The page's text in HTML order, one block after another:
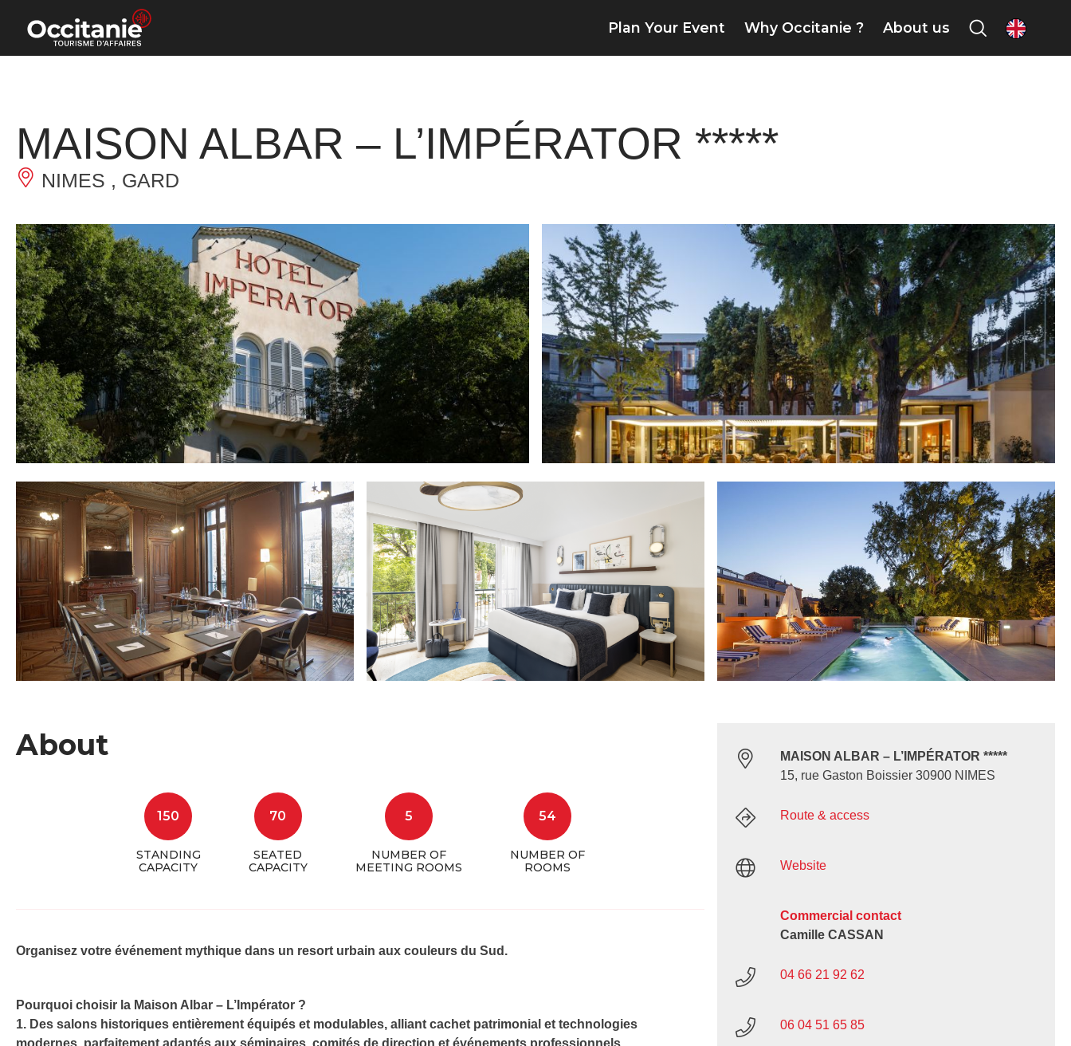
Cookies management panel
Plan Your Event Why Occitanie ? About us en
MAISON ALBAR – L’IMPÉRATOR *****
NIMES , GARD
About
150
STANDING
CAPACITY
70
SEATED
CAPACITY
5
NUMBER OF
MEETING ROOMS
54
NUMBER OF
ROOMS
Organisez votre événement mythique dans un resort urbain aux couleurs du Sud.
Pourquoi choisir la Maison Albar – L’Impérator ?
1. Des salons historiques entièrement équipés et modulables, alliant cachet patrimonial et technologies
MAISON ALBAR – L’IMPÉRATOR *****
15, rue Gaston Boissier 30900 NIMES
Route & access
Website
Commercial contact
Camille CASSAN
04 66 21 92 62
06 04 51 65 85